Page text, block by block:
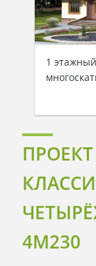
1
4M230